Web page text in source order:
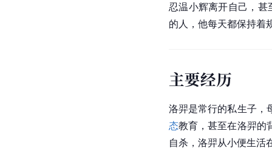
忍温小辉离开自己，甚
的人，他每天都保持着
主要经历
洛羿是常行的私生子，
态教育，甚至在洛羿的
自杀，洛羿从小便生活